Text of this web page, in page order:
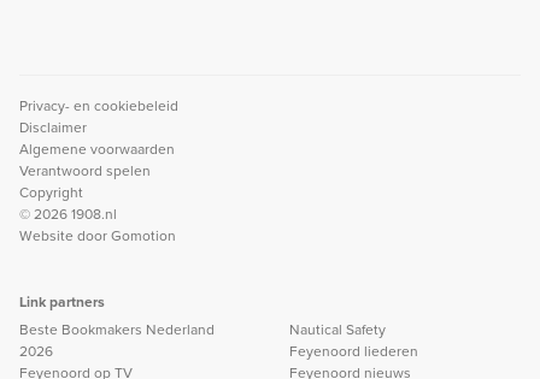
Privacy- en cookiebeleid
Disclaimer
Algemene voorwaarden
Verantwoord spelen
Copyright
© 2026 1908.nl
Website doorGomotion
Link partners
Beste Bookmakers Nederland
2026
Feyenoord op TV
Nautical Safety
Feyenoord liederen
Feyenoord nieuws